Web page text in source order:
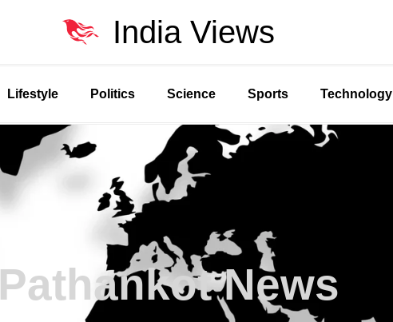
India Views
Lifestyle Politics Science Sports Technology
Pathankot News